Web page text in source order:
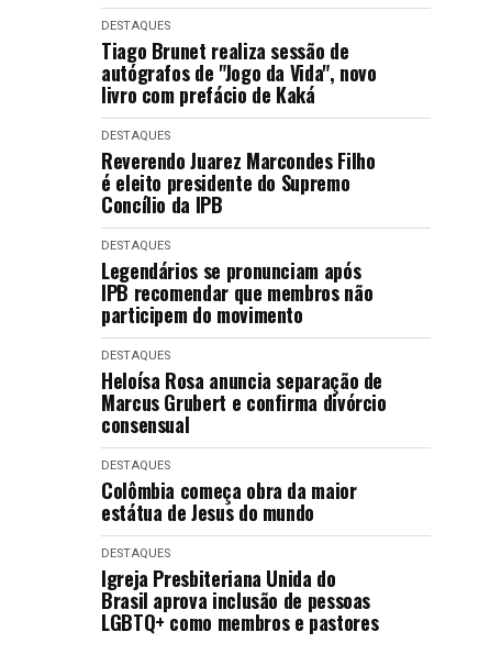
DESTAQUES
Tiago Brunet realiza sessão de
autógrafos de "Jogo da Vida", novo
livro com prefácio de Kaká
DESTAQUES
Reverendo Juarez Marcondes Filho
é eleito presidente do Supremo
Concílio da IPB
DESTAQUES
Legendários se pronunciam após
IPB recomendar que membros não
participem do movimento
DESTAQUES
Heloísa Rosa anuncia separação de
Marcus Grubert e confirma divórcio
consensual
DESTAQUES
Colômbia começa obra da maior
estátua de Jesus do mundo
DESTAQUES
Igreja Presbiteriana Unida do
Brasil aprova inclusão de pessoas
LGBTQ+ como membros e pastores